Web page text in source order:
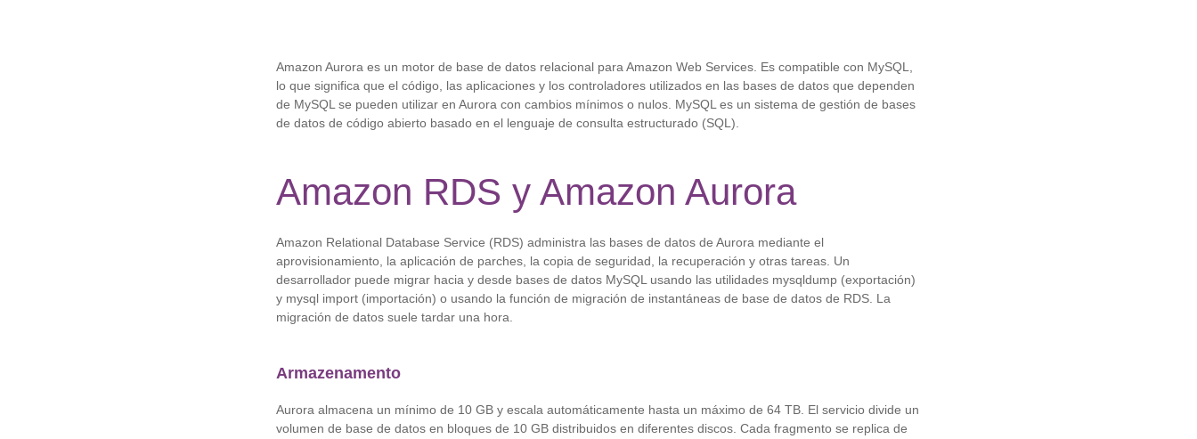
Amazon Aurora es un motor de base de datos relacional para Amazon Web Services. Es compatible con MySQL,
lo que significa que el código, las aplicaciones y los controladores utilizados en las bases de datos que dependen
de MySQL se pueden utilizar en Aurora con cambios mínimos o nulos. MySQL es un sistema de gestión de bases
de datos de código abierto basado en el lenguaje de consulta estructurado (SQL).
Amazon RDS y Amazon Aurora
Amazon Relational Database Service (RDS) administra las bases de datos de Aurora mediante el
aprovisionamiento, la aplicación de parches, la copia de seguridad, la recuperación y otras tareas. Un
desarrollador puede migrar hacia y desde bases de datos MySQL usando las utilidades mysqldump (exportación)
y mysql import (importación) o usando la función de migración de instantáneas de base de datos de RDS. La
migración de datos suele tardar una hora.
Armazenamento
Aurora almacena un mínimo de 10 GB y escala automáticamente hasta un máximo de 64 TB. El servicio divide un
volumen de base de datos en bloques de 10 GB distribuidos en diferentes discos. Cada fragmento se replica de